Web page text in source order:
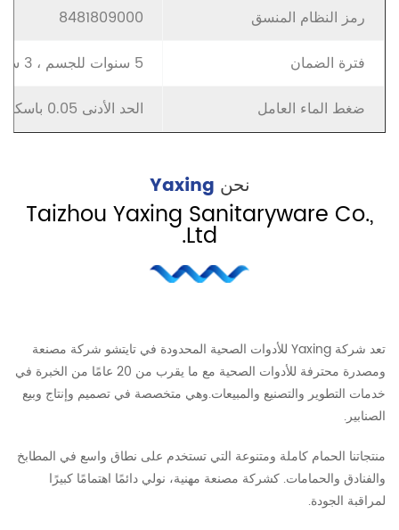
رمز النظام المنسق
8481809000
فترة الضمان
5 سنوات للجسم ، 3 سنوات لصمام السيراميك
ضغط الماء العامل
الحد الأدنى 0.05 باسكال - الحد الأقصى 1.2 ميجا باسكال
نحن Yaxing
Taizhou Yaxing Sanitaryware Co.,
Ltd.
تعد شركة Yaxing للأدوات الصحية المحدودة في تايتشو شركة مصنعة
ومصدرة محترفة للأدوات الصحية مع ما يقرب من 20 عامًا من الخبرة في
خدمات التطوير والتصنيع والمبيعات.وهي متخصصة في تصميم وإنتاج وبيع
الصنابير.
منتجاتنا الحمام كاملة ومتنوعة التي تستخدم على نطاق واسع في المطابخ
والفنادق والحمامات. كشركة مصنعة مهنية، نولي دائمًا اهتمامًا كبيرًا
لمراقبة الجودة.